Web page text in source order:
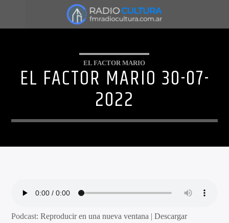
EL FACTOR MARIO
EL FACTOR MARIO 30-07-
2022
Podcast:Reproducir en una nueva ventana |Descargar